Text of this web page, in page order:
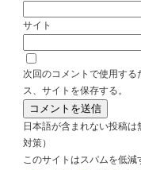
サイト
次回のコメントで使用す
ス、サイトを保存する。
日本語が含まれない投稿
対策）
このサイトはスパムを低減